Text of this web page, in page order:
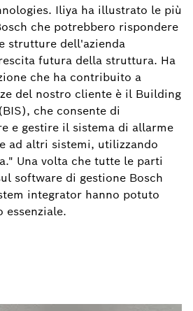
Iliya ha illustrato le più
che potrebbero rispondere
strutture dell'azienda
futura della struttura. Ha
che ha contribuito a
del nostro cliente è il Building
che consente di
e gestire il sistema di allarme
ad altri sistemi, utilizzando
Una volta che tutte le parti
software di gestione Bosch
integrator hanno potuto
essenziale.